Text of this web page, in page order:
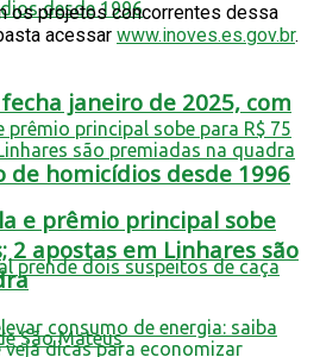
janeiro de 2025, com
de homicídios desde 1996
os projetos concorrentes dessa
acessar www.inoves.es.gov.br.
e prêmio principal sobe
2 apostas em Linhares são